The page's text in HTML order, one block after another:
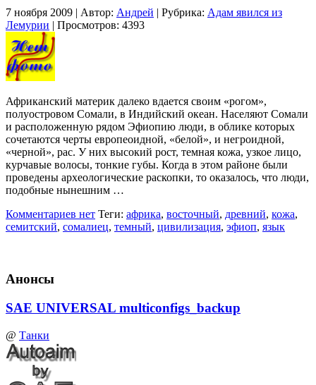
7 ноября 2009 | Автор: Андрей | Рубрика: Адам явился из
Лемурии | Просмотров: 4393
Африканский материк далеко вдается своим «рогом»,
полуостровом Сомали, в Индийский океан. Населяют Сомали
и расположенную рядом Эфиопию люди, в облике которых
сочетаются черты европеоидной, «белой», и негроидной,
«черной», рас. У них высокий рост, темная кожа, узкое лицо,
курчавые волосы, тонкие губы. Когда в этом районе были
проведены археологические раскопки, то оказалось, что люди,
подобные нынешним …
Комментариев нет Теги: африка, восточный, древний, кожа,
семитский, сомалиец, темный, цивилизация, эфиоп, язык
Анонсы
SAE UNIVERSAL multiconfigs_backup
@ Танки